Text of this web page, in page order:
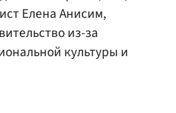
Елена Анисим,
из-за
культуры и